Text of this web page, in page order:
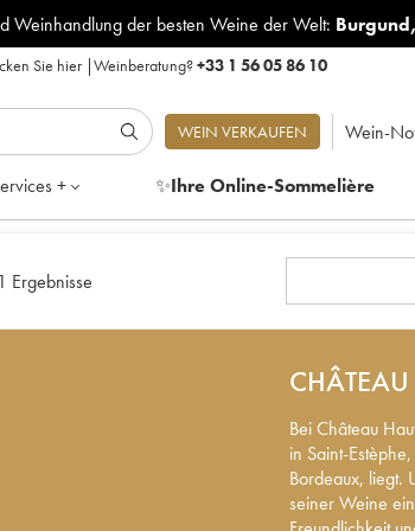
Weinhandlung der besten Weine der Welt: Burgund,
Sie hier|Weinberatung?+33 1 56 05 86 10
WEIN VERKAUFEN Wein-
+ ✨Ihre Online-Sommelière
Ergebnisse
Bei Château
in Saint-
Bordeaux, liegt.
seiner Weine